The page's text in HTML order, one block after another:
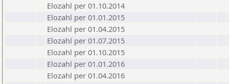
Elozahl per 01.10.2014
Elozahl per 01.01.2015
Elozahl per 01.04.2015
Elozahl per 01.07.2015
Elozahl per 01.10.2015
Elozahl per 01.01.2016
Elozahl per 01.04.2016